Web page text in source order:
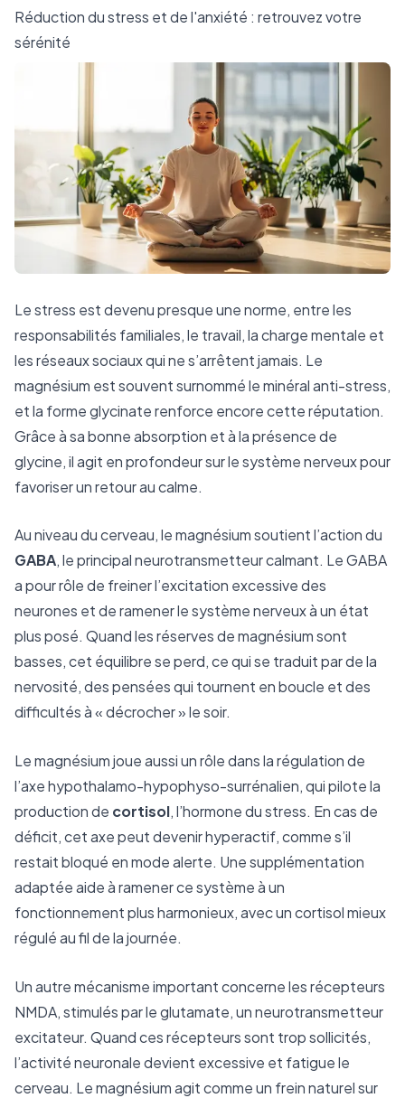
Réduction du stress et de l'anxiété : retrouvez votre
sérénité
Le stress est devenu presque une norme, entre les
responsabilités familiales, le travail, la charge mentale et
les réseaux sociaux qui ne s’arrêtent jamais. Le
magnésium est souvent surnommé le minéral anti-stress,
et la forme glycinate renforce encore cette réputation.
Grâce à sa bonne absorption et à la présence de
glycine, il agit en profondeur sur le système nerveux pour
favoriser un retour au calme.
Au niveau du cerveau, le magnésium soutient l’action du
GABA, le principal neurotransmetteur calmant. Le GABA
a pour rôle de freiner l’excitation excessive des
neurones et de ramener le système nerveux à un état
plus posé. Quand les réserves de magnésium sont
basses, cet équilibre se perd, ce qui se traduit par de la
nervosité, des pensées qui tournent en boucle et des
difficultés à « décrocher » le soir.
Le magnésium joue aussi un rôle dans la régulation de
l’axe hypothalamo-hypophyso-surrénalien, qui pilote la
production de cortisol, l’hormone du stress. En cas de
déficit, cet axe peut devenir hyperactif, comme s’il
restait bloqué en mode alerte. Une supplémentation
adaptée aide à ramener ce système à un
fonctionnement plus harmonieux, avec un cortisol mieux
régulé au fil de la journée.
Un autre mécanisme important concerne les récepteurs
NMDA, stimulés par le glutamate, un neurotransmetteur
excitateur. Quand ces récepteurs sont trop sollicités,
l’activité neuronale devient excessive et fatigue le
cerveau. Le magnésium agit comme un frein naturel sur